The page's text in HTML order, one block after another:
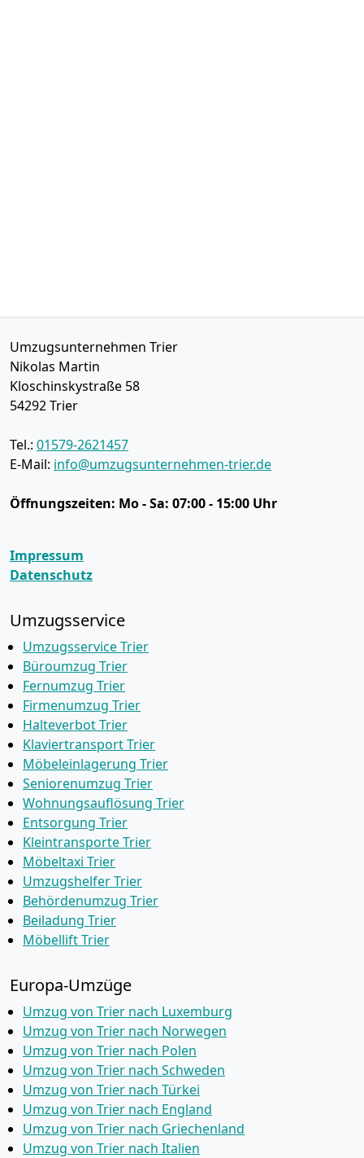
Umzugsunternehmen Trier
Nikolas Martin
Kloschinskystraße 58
54292Trier
Tel.: 01579-2621457
E-Mail: info@umzugsunternehmen-trier.de
Öffnungszeiten: Mo - Sa: 07:00 - 15:00 Uhr
Impressum
Datenschutz
Umzugsservice
Umzugsservice Trier
Büroumzug Trier
Fernumzug Trier
Firmenumzug Trier
Halteverbot Trier
Klaviertransport Trier
Möbeleinlagerung Trier
Seniorenumzug Trier
Wohnungsauflösung Trier
Entsorgung Trier
Kleintransporte Trier
Möbeltaxi Trier
Umzugshelfer Trier
Behördenumzug Trier
Beiladung Trier
Möbellift Trier
Europa-Umzüge
Umzug von Trier nach Luxemburg
Umzug von Trier nach Norwegen
Umzug von Trier nach Polen
Umzug von Trier nach Schweden
Umzug von Trier nach Türkei
Umzug von Trier nach England
Umzug von Trier nach Griechenland
Umzug von Trier nach Italien